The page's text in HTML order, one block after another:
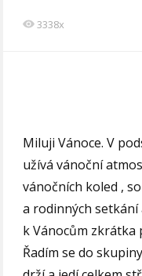
3338x
Miluji Vánoce. V
užívá vánoční
vánočních koled ,
a rodinných
k Vánocům zkrátka
Řadím se do